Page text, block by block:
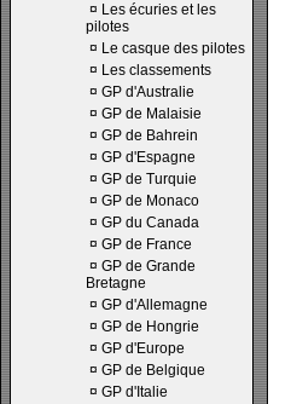
¤ Les écuries et les
pilotes
¤ Le casque des pilotes
¤ Les classements
¤ GP d'Australie
¤ GP de Malaisie
¤ GP de Bahrein
¤ GP d'Espagne
¤ GP de Turquie
¤ GP de Monaco
¤ GP du Canada
¤ GP de France
¤ GP de Grande
Bretagne
¤ GP d'Allemagne
¤ GP de Hongrie
¤ GP d'Europe
¤ GP de Belgique
¤ GP d'Italie